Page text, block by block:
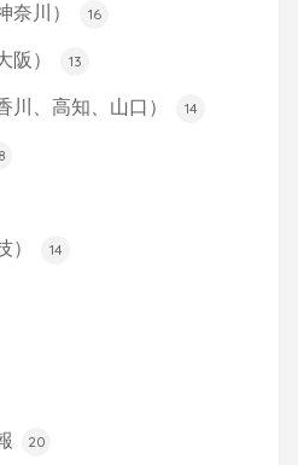
奈川） 16
阪） 13
川、高知、山口） 14
） 14
20